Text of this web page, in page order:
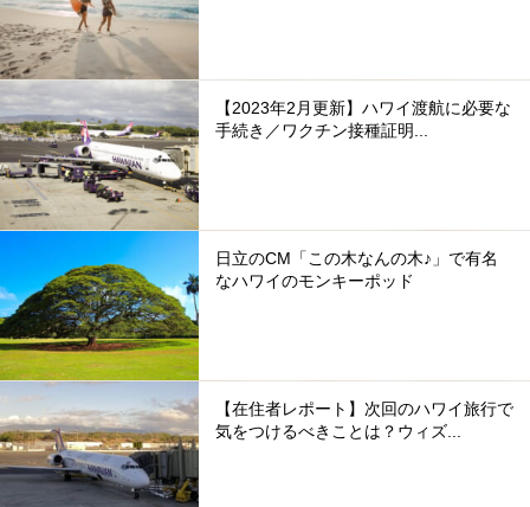
【2023年2月更新】ハワイ渡航に必要な
手続き／ワクチン接種証明...
日立のCM「この木なんの木♪」で有名
なハワイのモンキーポッド
【在住者レポート】次回のハワイ旅行で
気をつけるべきことは？ウィズ...